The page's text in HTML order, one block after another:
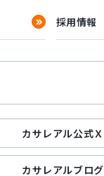
採用情報
カサレアル公式Ｘ
カサレアルブログ